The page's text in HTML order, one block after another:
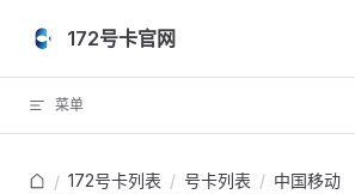
Skip to content
172号卡官网
菜单
/ 172号卡列表 / 号卡列表 / 中国移动